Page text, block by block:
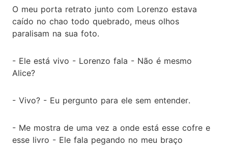
O meu porta retrato junto com Lorenzo estava
caído no chao todo quebrado, meus olhos
paralisam na sua foto.
- Ele está vivo - Lorenzo fala - Não é mesmo
Alice?
- Vivo? - Eu pergunto para ele sem entender.
- Me mostra de uma vez a onde está esse cofre e
esse livro - Ele fala pegando no meu braço